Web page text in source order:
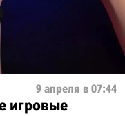
9 апреля в 07:44
игровые